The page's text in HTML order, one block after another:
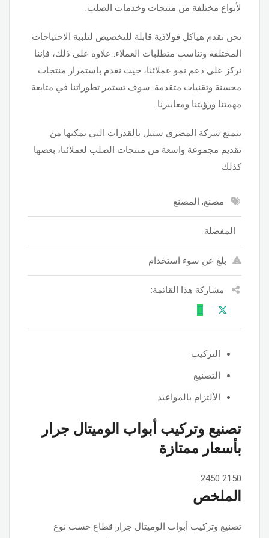
لأنواع مختلفة من منتجات وخدمات الصلب.
نحن نقدم هياكل فولاذية قابلة للتخصيص لتلبية الاحتياجات
المختلفة وتناسب متطلبات العملاء. علاوة على ذلك، فإننا
نركز على دعم نمو عملائنا، حيث نقدم باستمرار منتجات
محسنة وتقنيات متقدمة. سوف تستمر تطوراتنا في متابعة
مهمتنا ورؤيتنا ومعاييرنا.
تتمتع شركة المصري ستيل بالقدرات التي تمكنها من
تقديم مجموعة واسعة من منتجات الصلب لعملائنا، بعضها
كذلك
مصنع, المصنع
المفضلة
بلغ عن سوء استخدام
مشاركة هذا القائمة:
التركيب
التصنيع
الألتزام بالمواعيد
تصنيع وتركيب أبواب الوميتال جرار
بأسعار ممتازة
2150
2450
الملخص
تصنيع وتركيب أبواب الوميتال جرار قطاع حسب نوع